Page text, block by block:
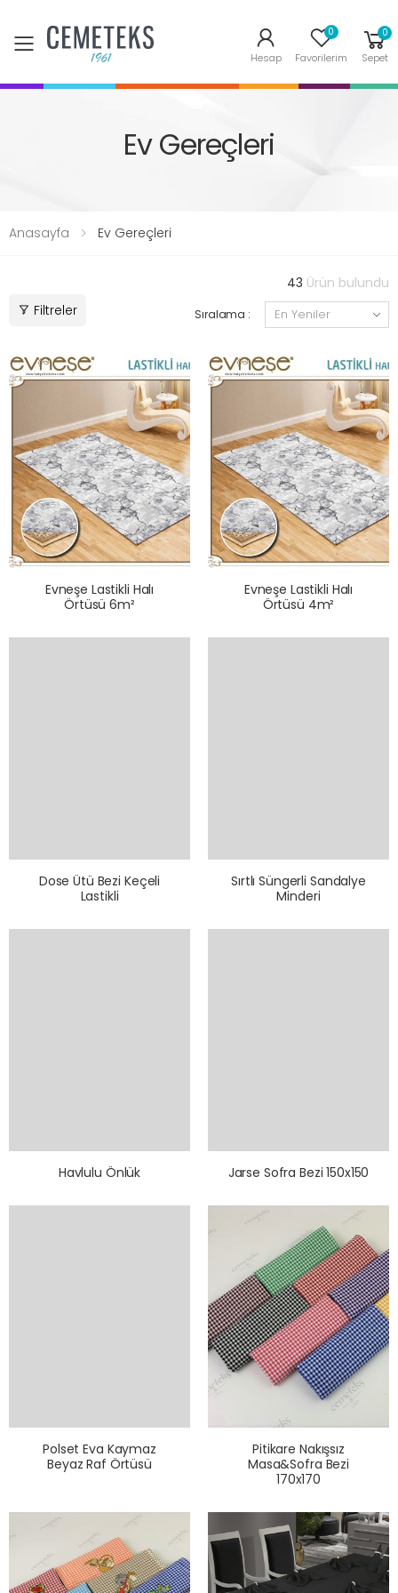
Toggle mobile menu
Hesap
0
Favorilerim
0
Sepet
Ev Gereçleri
Anasayfa Ev Gereçleri
43 Ürün bulundu
Sıralama :
Evneşe Lastikli Halı
Örtüsü 6m²
Evneşe Lastikli Halı
Örtüsü 4m²
Dose Ütü Bezi Keçeli
Lastikli
Sırtlı Süngerli Sandalye
Minderi
Havlulu Önlük Jarse Sofra Bezi 150x150
Polset Eva Kaymaz
Beyaz Raf Örtüsü
Pitikare Nakışsız
Masa&Sofra Bezi
170x170
Filtreler